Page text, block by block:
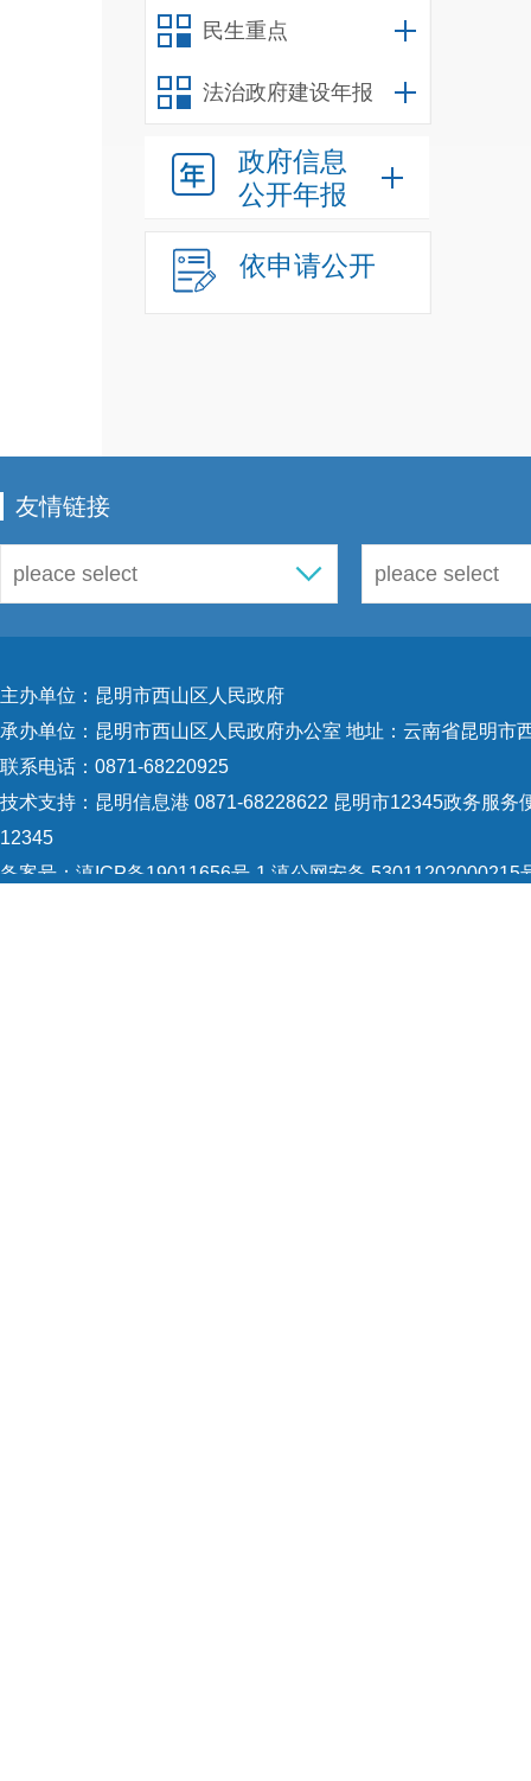
民生重点
法治政府建设年报
政府信息
公开年报
依申请公开
友情链接
主办单位：昆明市西山区人民政府
承办单位：昆明市西山区人民政府办公室 地址：云南省昆明市
联系电话：0871-68220925
技术支持： 昆明信息港 0871-68228622 昆明市12345政务服务
12345
备案号： 滇ICP备19011656号-1 滇公网安备 53011202000215